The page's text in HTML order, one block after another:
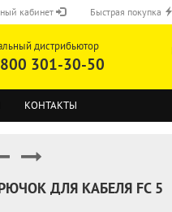
кабинет Быстрая покупка
дистрибьютор
301-30-50
КОНТАКТЫ
ДЛЯ КАБЕЛЯ FC 5